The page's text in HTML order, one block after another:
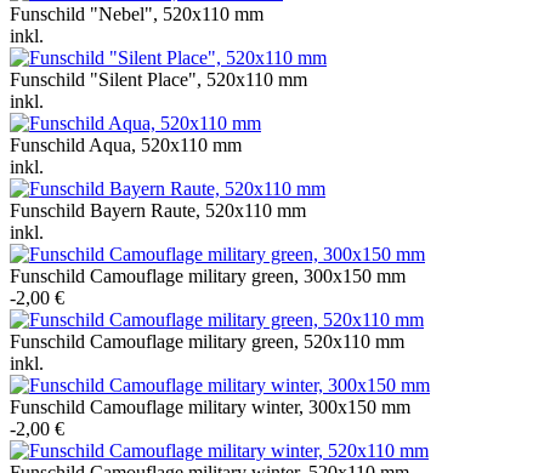
Funschild "Nebel", 520x110 mm
inkl.
Funschild "Silent Place", 520x110 mm
inkl.
Funschild Aqua, 520x110 mm
inkl.
Funschild Bayern Raute, 520x110 mm
inkl.
Funschild Camouflage military green, 300x150 mm
-2,00 €
Funschild Camouflage military green, 520x110 mm
inkl.
Funschild Camouflage military winter, 300x150 mm
-2,00 €